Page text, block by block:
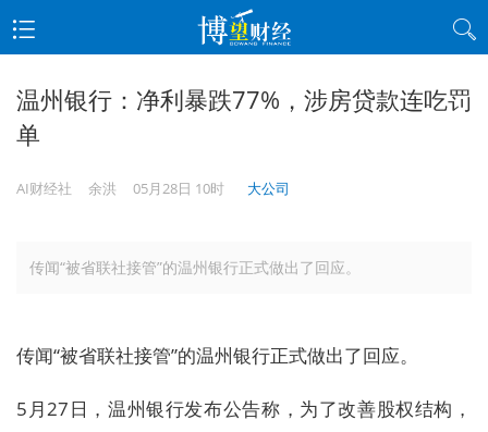
温州银行：净利暴跌77%，涉房贷款连吃罚
单
AI财经社 余洪 05月28日 10时 大公司
传闻“被省联社接管”的温州银行正式做出了回应。
传闻“被省联社接管”的温州银行正式做出了回应。
5月27日，温州银行发布公告称，为了改善股权结构，